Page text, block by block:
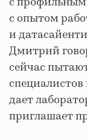
с опытом
и
Дмитрий
сейчас
дает
приглашает